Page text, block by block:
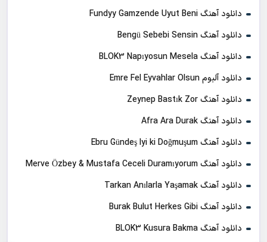
دانلود آهنگ Fundyy Gamzende Uyut Beni
دانلود آهنگ Bengü Sebebi Sensin
دانلود آهنگ BLOK3 Napıyosun Mesela
دانلود آلبوم Emre Fel Eyvahlar Olsun
دانلود آهنگ Zeynep Bastık Zor
دانلود آهنگ Afra Ara Durak
دانلود آهنگ Ebru Gündeş Iyi ki Doğmuşum
دانلود آهنگ Merve Özbey & Mustafa Ceceli Duramıyorum
دانلود آهنگ Tarkan Anılarla Yaşamak
دانلود آهنگ Burak Bulut Herkes Gibi
دانلود آهنگ BLOK3 Kusura Bakma